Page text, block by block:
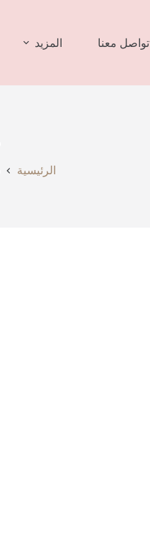
تواصل معنا المزيد
الرئيسية